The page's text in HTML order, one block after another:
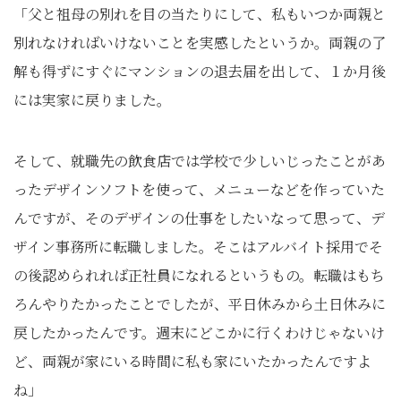
「父と祖母の別れを目の当たりにして、私もいつか両親と
別れなければいけないことを実感したというか。両親の了
解も得ずにすぐにマンションの退去届を出して、１か月後
には実家に戻りました。
そして、就職先の飲食店では学校で少しいじったことがあ
ったデザインソフトを使って、メニューなどを作っていた
んですが、そのデザインの仕事をしたいなって思って、デ
ザイン事務所に転職しました。そこはアルバイト採用でそ
の後認められれば正社員になれるというもの。転職はもち
ろんやりたかったことでしたが、平日休みから土日休みに
戻したかったんです。週末にどこかに行くわけじゃないけ
ど、両親が家にいる時間に私も家にいたかったんですよ
ね」